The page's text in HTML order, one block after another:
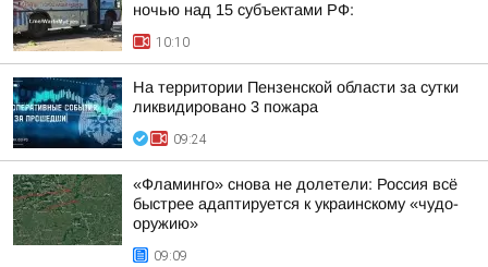
ночью над 15 субъектами РФ:
10:10
На территории Пензенской области за сутки
ликвидировано 3 пожара
09:24
«Фламинго» снова не долетели: Россия всё
быстрее адаптируется к украинскому «чудо-
оружию»
09:09